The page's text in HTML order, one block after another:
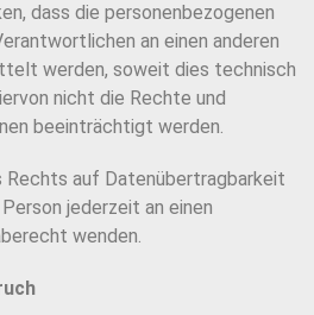
dass die personenbezogenen
an einen anderen
werden, soweit dies technisch
nicht die Rechte und
beeinträchtigt werden.
Rechts auf Datenübertragbarkeit
jederzeit an einen
wenden.